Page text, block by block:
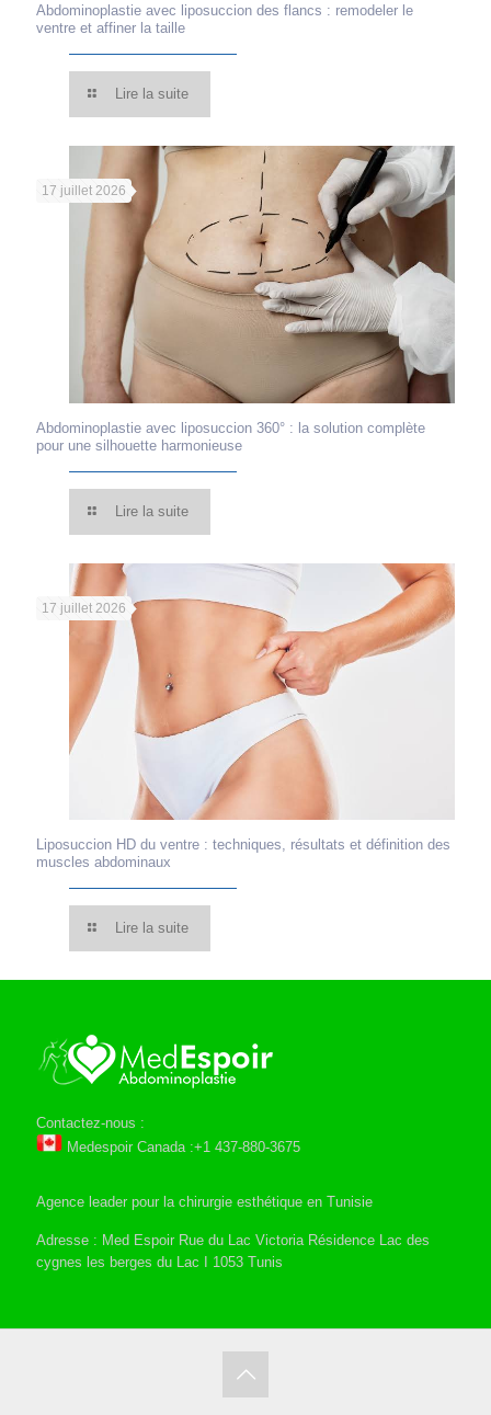
Abdominoplastie avec liposuccion des flancs : remodeler le
ventre et affiner la taille
Lire la suite
17 juillet 2026
Abdominoplastie avec liposuccion 360° : la solution complète
pour une silhouette harmonieuse
Lire la suite
17 juillet 2026
Liposuccion HD du ventre : techniques, résultats et définition des
muscles abdominaux
Lire la suite
Contactez-nous :
Medespoir Canada :+1 437-880-3675
Agence leader pour la chirurgie esthétique en Tunisie
Adresse : Med Espoir Rue du Lac Victoria Résidence Lac des
cygnes les berges du Lac I 1053 Tunis